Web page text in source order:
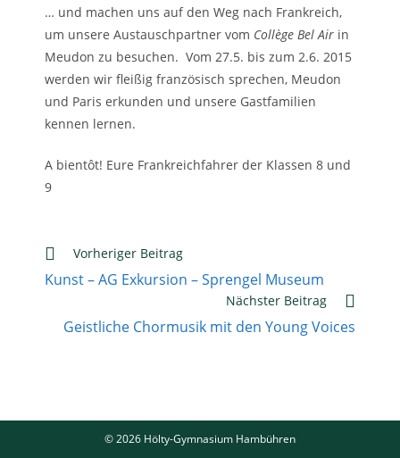
… und machen uns auf den Weg nach Frankreich,
um unsere Austauschpartner vom Collège Bel Air in
Meudon zu besuchen. Vom 27.5. bis zum 2.6. 2015
werden wir fleißig französisch sprechen, Meudon
und Paris erkunden und unsere Gastfamilien
kennen lernen.
A bientôt! Eure Frankreichfahrer der Klassen 8 und
9
Weitere
ansehen
Vorheriger Beitrag
Kunst – AG Exkursion – Sprengel Museum
Nächster Beitrag
Geistliche Chormusik mit den Young Voices
© 2026 Hölty-Gymnasium Hambühren